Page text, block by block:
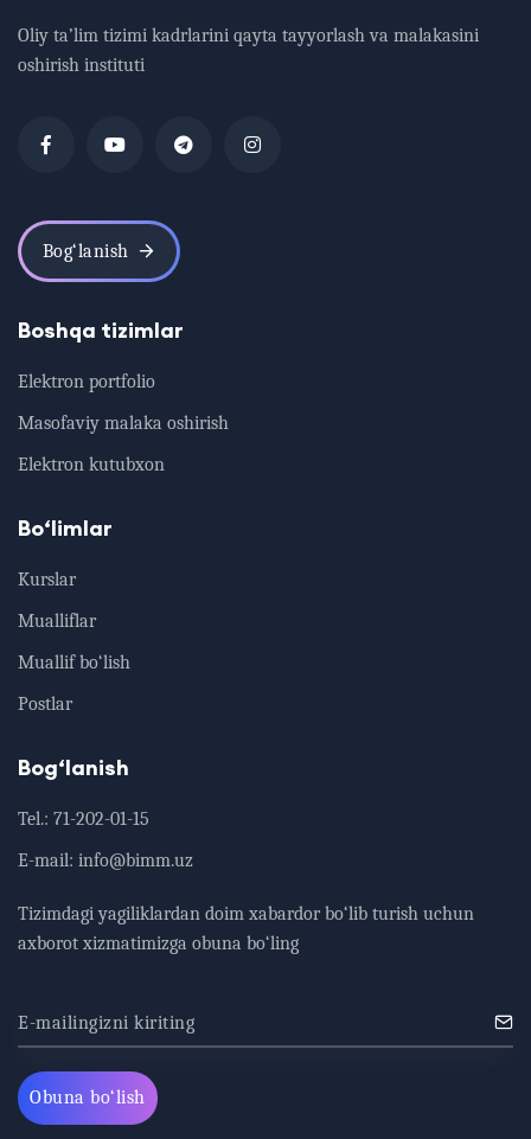
Oliy ta’lim tizimi kadrlarini qayta tayyorlash va malakasini
oshirish instituti
Bog‘lanish
Boshqa tizimlar
Elektron portfolio
Masofaviy malaka oshirish
Elektron kutubxon
Bo‘limlar
Kurslar
Mualliflar
Muallif bo‘lish
Postlar
Bog‘lanish
Tel.: 71-202-01-15
E-mail: info@bimm.uz
Tizimdagi yagiliklardan doim xabardor bo‘lib turish uchun
axborot xizmatimizga obuna bo‘ling
E-mailingizni kiriting
Obuna bo‘lish